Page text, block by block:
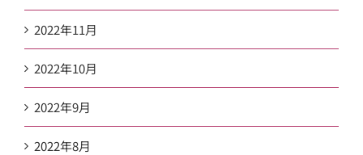
2022年11月
2022年10月
2022年9月
2022年8月